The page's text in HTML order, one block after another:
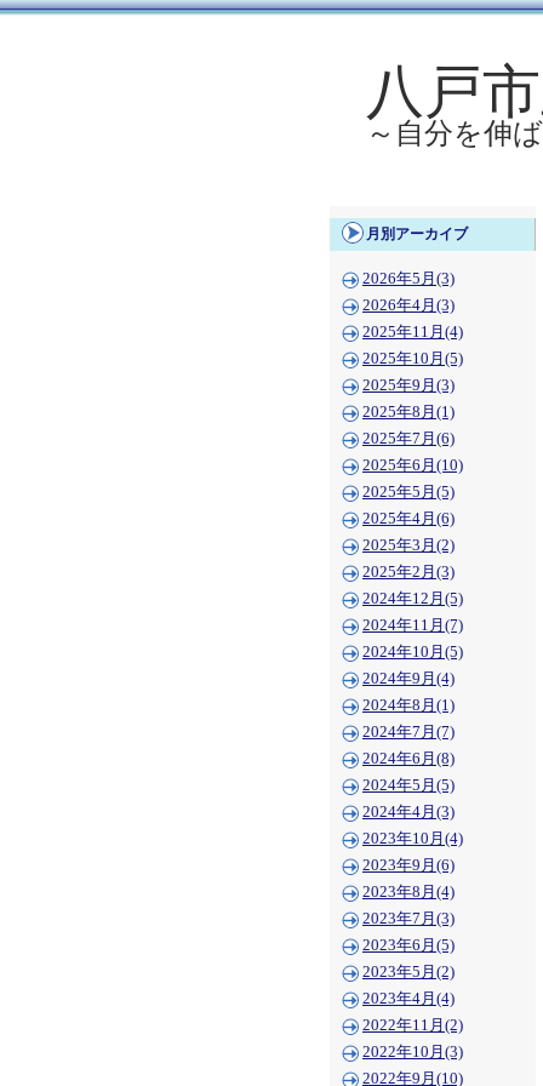
八戸
～自分を伸
月別アーカイブ
2026年5月(3)
2026年4月(3)
2025年11月(4)
2025年10月(5)
2025年9月(3)
2025年8月(1)
2025年7月(6)
2025年6月(10)
2025年5月(5)
2025年4月(6)
2025年3月(2)
2025年2月(3)
2024年12月(5)
2024年11月(7)
2024年10月(5)
2024年9月(4)
2024年8月(1)
2024年7月(7)
2024年6月(8)
2024年5月(5)
2024年4月(3)
2023年10月(4)
2023年9月(6)
2023年8月(4)
2023年7月(3)
2023年6月(5)
2023年5月(2)
2023年4月(4)
2022年11月(2)
2022年10月(3)
2022年9月(10)